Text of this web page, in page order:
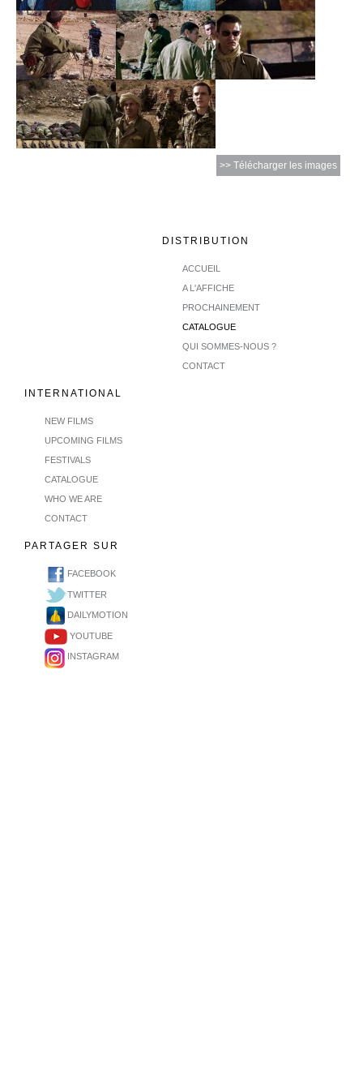
>> Télécharger les images
DISTRIBUTION
ACCUEIL
A L'AFFICHE
PROCHAINEMENT
CATALOGUE
QUI SOMMES-NOUS ?
CONTACT
INTERNATIONAL
NEW FILMS
UPCOMING FILMS
FESTIVALS
CATALOGUE
WHO WE ARE
CONTACT
PARTAGER SUR
FACEBOOK
TWITTER
DAILYMOTION
YOUTUBE
INSTAGRAM